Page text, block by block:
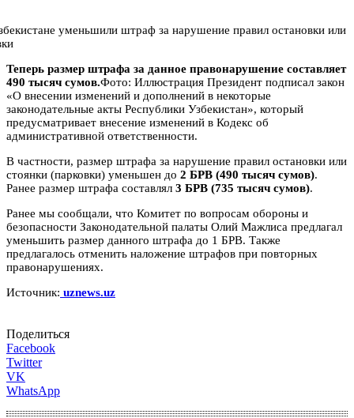
Теперь размер штрафа за данное правонарушение составляет
490 тысяч сумов.Фото: Иллюстрация Президент подписал закон
«О внесении изменений и дополнений в некоторые
законодательные акты Республики Узбекистан», который
предусматривает внесение изменений в Кодекс об
административной ответственности.
В частности, размер штрафа за нарушение правил остановки или
стоянки (парковки) уменьшен до 2 БРВ (490 тысяч сумов).
Ранее размер штрафа составлял 3 БРВ (735 тысяч сумов).
Ранее мы сообщали, что Комитет по вопросам обороны и
безопасности Законодательной палаты Олий Мажлиса предлагал
уменьшить размер данного штрафа до 1 БРВ. Также
предлагалось отменить наложение штрафов при повторных
правонарушениях.
Источник: uznews.uz
Поделиться
Facebook
Twitter
VK
WhatsApp